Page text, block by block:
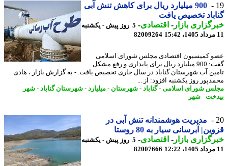
900 میلیارد ریال برای کاهش تنش آبی
تخصیص یافت
بازار- اقتصادی- 5 روز پیش - یکشنبه
82009264
کمیسیون اقتصادی مجلس شورای اسلامی
گفت: 900 میلیارد ریال برای پایداری و رفع مشکل
آب شهرستان گناباد در سال جاری تخصیص یافت. - به گزارش بازار ، هادی
روز یکشنبه افزود: از ...
شورای اسلامی-گناباد-شهرستان-میلیارد-شهرستان گناباد-شهر
-شهر
مدیریت هوشمندانه تنش آبی در
آبرسانی سیار به 80 روستا
بازار- اقتصادی- 5 روز پیش - یکشنبه
82007666